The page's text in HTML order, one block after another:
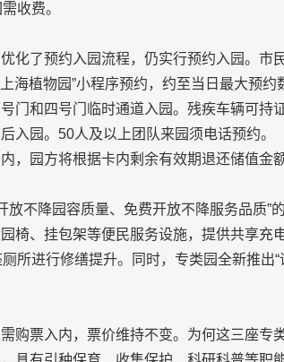
收费。
化了预约入园流程，仍实行预约入园。市
海植物园”小程序预约，约至当日最大预
门和四号门临时通道入园。残疾车辆可持
入园。50人及以上团队来园须电话预约。
，园方将根据卡内剩余有效期退还储值金
放不降园容质量、免费开放不降服务品质”
椅、挂包架等便民服务设施，提供共享充
所进行修缮提升。同时，专类园全新推出“
购票入内，票价维持不变。为何这三座专